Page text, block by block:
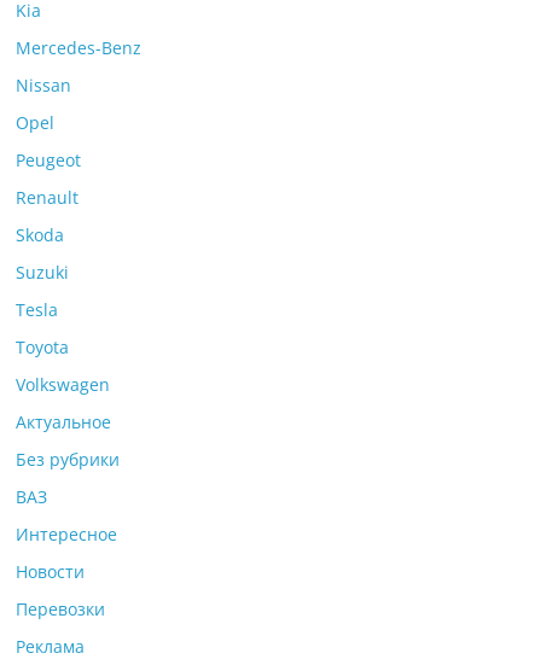
Kia
Mercedes-Benz
Nissan
Opel
Peugeot
Renault
Skoda
Suzuki
Tesla
Toyota
Volkswagen
Актуальное
Без рубрики
ВАЗ
Интересное
Новости
Перевозки
Реклама